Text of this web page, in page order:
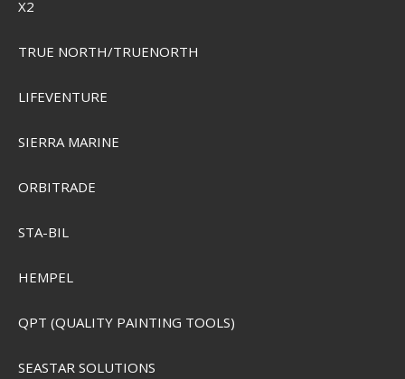
X2
TRUE NORTH/TRUENORTH
LIFEVENTURE
SIERRA MARINE
ORBITRADE
STA-BIL
HEMPEL
QPT (QUALITY PAINTING TOOLS)
SEASTAR SOLUTIONS